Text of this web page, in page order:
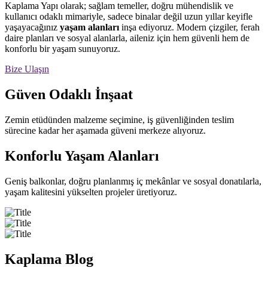
Kaplama Yapı olarak; sağlam temeller, doğru mühendislik ve
kullanıcı odaklı mimariyle, sadece binalar değil uzun yıllar keyifle
yaşayacağınız yaşam alanları inşa ediyoruz. Modern çizgiler, ferah
daire planları ve sosyal alanlarla, aileniz için hem güvenli hem de
konforlu bir yaşam sunuyoruz.
Bize Ulaşın
Güven Odaklı İnşaat
Zemin etüdünden malzeme seçimine, iş güvenliğinden teslim
sürecine kadar her aşamada güveni merkeze alıyoruz.
Konforlu Yaşam Alanları
Geniş balkonlar, doğru planlanmış iç mekânlar ve sosyal donatılarla,
yaşam kalitesini yükselten projeler üretiyoruz.
Kaplama Blog